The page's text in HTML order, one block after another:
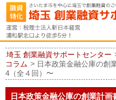
埼玉 創業融資サポートセンター
コラム > 日本政策金融公庫の
4（全４回）〜
日本政策金融公庫の創業計